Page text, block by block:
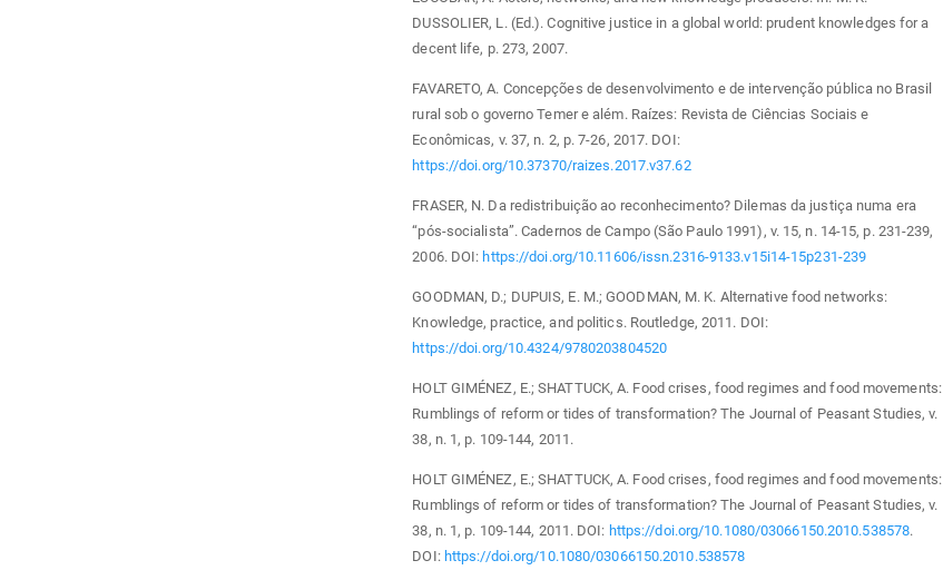
DUSSOLIER, L. (Ed.). Cognitive justice in a global world: prudent knowledges for a
decent life, p. 273, 2007.
FAVARETO, A. Concepções de desenvolvimento e de intervenção pública no Brasil
rural sob o governo Temer e além. Raízes: Revista de Ciências Sociais e
Econômicas, v. 37, n. 2, p. 7-26, 2017. DOI:
https://doi.org/10.37370/raizes.2017.v37.62
FRASER, N. Da redistribuição ao reconhecimento? Dilemas da justiça numa era
“pós-socialista”. Cadernos de Campo (São Paulo 1991), v. 15, n. 14-15, p. 231-239,
2006. DOI: https://doi.org/10.11606/issn.2316-9133.v15i14-15p231-239
GOODMAN, D.; DUPUIS, E. M.; GOODMAN, M. K. Alternative food networks:
Knowledge, practice, and politics. Routledge, 2011. DOI:
https://doi.org/10.4324/9780203804520
HOLT GIMÉNEZ, E.; SHATTUCK, A. Food crises, food regimes and food movements:
Rumblings of reform or tides of transformation? The Journal of Peasant Studies, v.
38, n. 1, p. 109-144, 2011.
HOLT GIMÉNEZ, E.; SHATTUCK, A. Food crises, food regimes and food movements:
Rumblings of reform or tides of transformation? The Journal of Peasant Studies, v.
38, n. 1, p. 109-144, 2011. DOI: https://doi.org/10.1080/03066150.2010.538578.
DOI: https://doi.org/10.1080/03066150.2010.538578